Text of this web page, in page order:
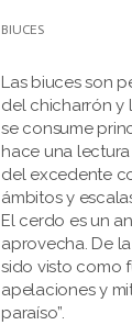
BIUCES
Las biuces son
del chicharrón y
se consume
hace una
del excedente
ámbitos y
El cerdo es un
aprovecha. De
sido visto como
apelaciones y
paraíso”.